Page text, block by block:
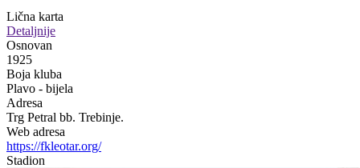
Lična karta
Detaljnije
Osnovan
1925
Boja kluba
Plavo - bijela
Adresa
Trg Petral bb. Trebinje.
Web adresa
https://fkleotar.org/
Stadion